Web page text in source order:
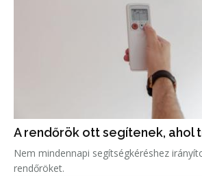
A rendőrök ott segítenek, ahol
Nem mindennapi segítségkéréshez
rendőröket.